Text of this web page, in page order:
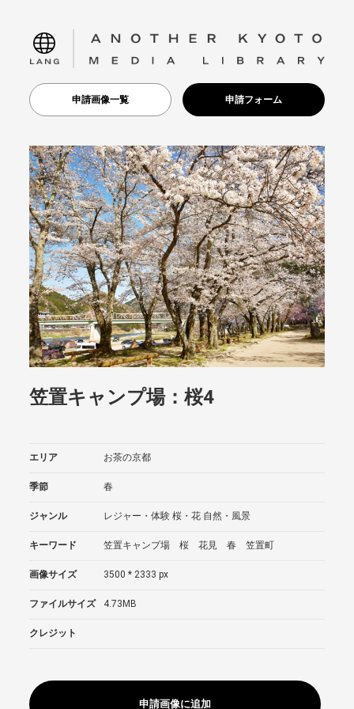
language
申請画像一覧 申請フォーム
笠置キャンプ場：桜4
エリア お茶の京都
季節 春
ジャンル レジャー・体験 桜・花 自然・風景
キーワード 笠置キャンプ場 桜 花見 春 笠置町
画像サイズ 3500 * 2333 px
ファイルサイズ 4.73MB
クレジット
申請画像に追加